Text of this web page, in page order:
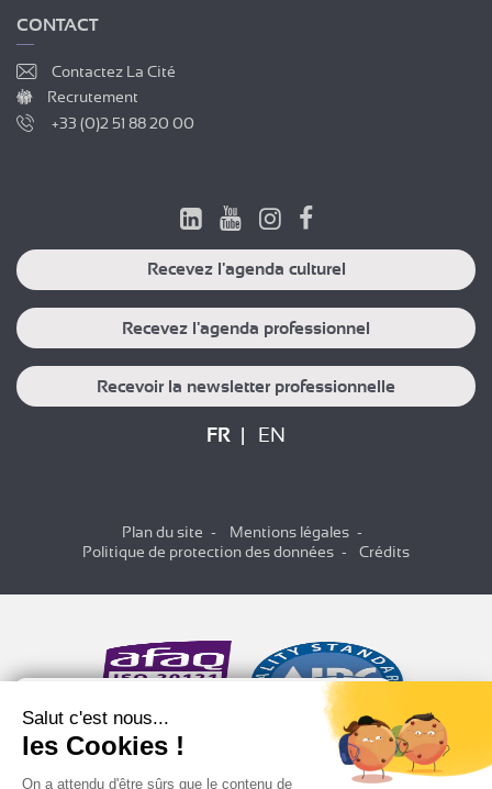
CONTACT
Contactez La Cité
Recrutement
+33 (0)2 51 88 20 00
Recevez l'agenda culturel
Recevez l'agenda professionnel
Recevoir la newsletter professionnelle
FR EN
Plan du site
Mentions légales
Politique de protection des données
Crédits
Salut c'est nous...
les Cookies !
On a attendu d'être sûrs que le contenu de